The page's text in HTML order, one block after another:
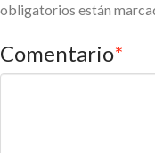
obligatorios están
Comentario*